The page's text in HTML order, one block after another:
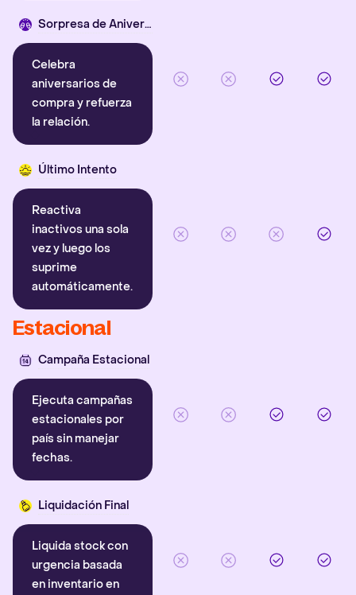
Sorpresa de Aniversario
Celebra
aniversarios de
compra y refuerza
la relación.
Último Intento
Reactiva
inactivos una sola
vez y luego los
suprime
automáticamente.
Estacional
Campaña Estacional
Ejecuta campañas
estacionales por
país sin manejar
fechas.
Liquidación Final
Liquida stock con
urgencia basada
en inventario en